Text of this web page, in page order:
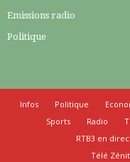
Emissions radio
Politique
Infos Politique
Sports
Radio
RTB3 en
Télé